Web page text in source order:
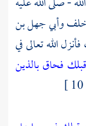
خلفوأبي جهل بن
الله تعالى في
فحاق بالذين